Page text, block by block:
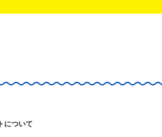
について